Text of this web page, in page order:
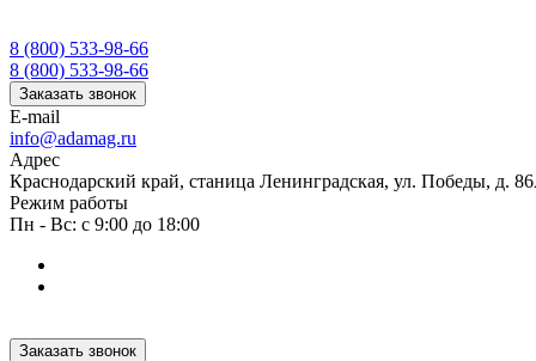
8 (800) 533-98-66
8 (800) 533-98-66
Заказать звонок
E-mail
info@adamag.ru
Адрес
Краснодарский край, станица Ленинградская, ул. Победы, д.
Режим работы
Пн - Вс: с 9:00 до 18:00
Заказать звонок